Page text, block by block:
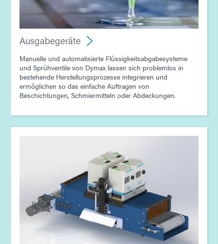
Ausgabegeräte
Manuelle und automatisierte Flüssigkeitsabgabesysteme
und Sprühventile von Dymax lassen sich problemlos in
bestehende Herstellungsprozesse integrieren und
ermöglichen so das einfache Auftragen von
Beschichtungen, Schmiermitteln oder Abdeckungen.